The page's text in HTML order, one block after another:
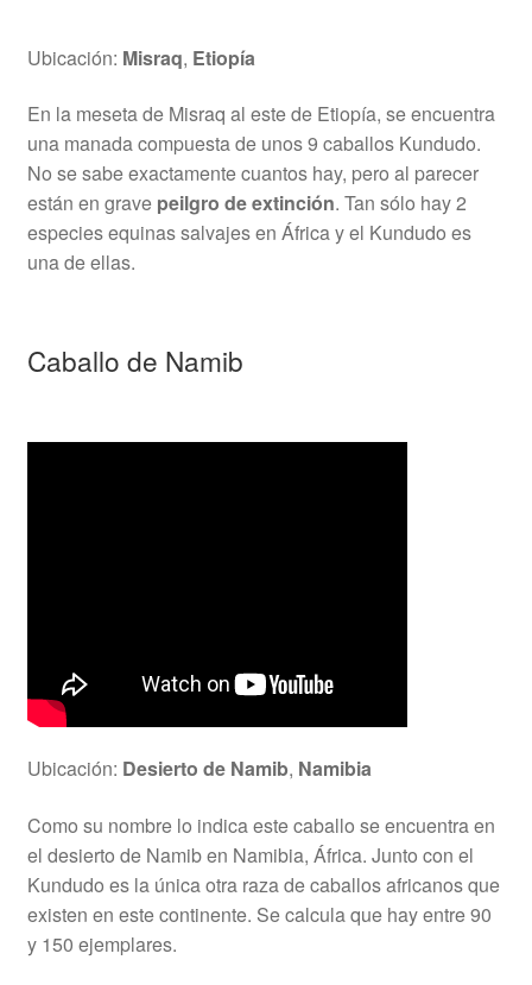
Ubicación: Misraq, Etiopía
En la meseta de Misraq al este de Etiopía, se encuentra
una manada compuesta de unos 9 caballos Kundudo.
No se sabe exactamente cuantos hay, pero al parecer
están en grave peilgro de extinción. Tan sólo hay 2
especies equinas salvajes en África y el Kundudo es
una de ellas.
Caballo de Namib
Ubicación: Desierto de Namib, Namibia
Como su nombre lo indica este caballo se encuentra en
el desierto de Namib en Namibia, África. Junto con el
Kundudo es la única otra raza de caballos africanos que
existen en este continente. Se calcula que hay entre 90
y 150 ejemplares.